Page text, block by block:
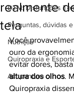
DTM: Disfunções
Perguntas, dúvidas
Nutrição
Quiropraxia e
Acupuntura
realmente
tela
Você
ouro da
evitar dores,
altura dos olhos.
Quiropraxia